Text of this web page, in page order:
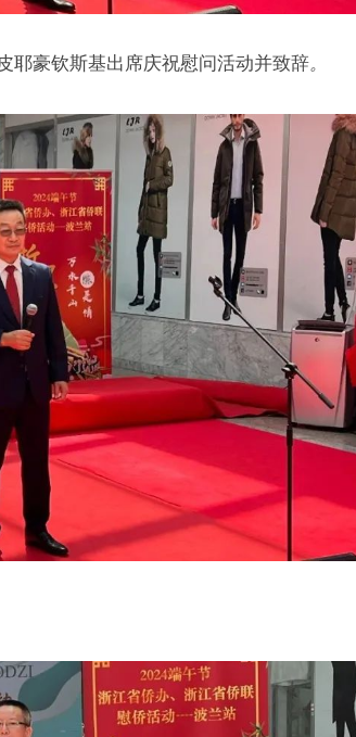
耶豪钦斯基出席庆祝慰问活动并致辞。